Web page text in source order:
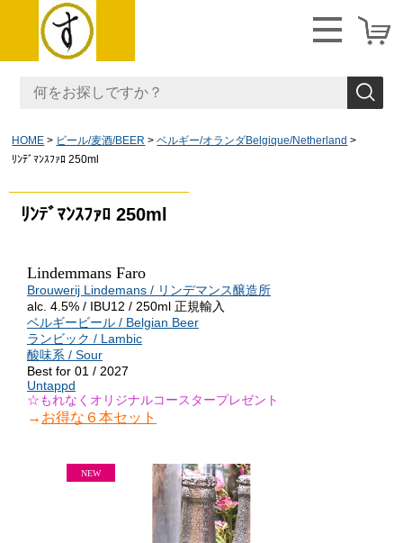
HOME ビール/麦酒/BEER
ベルギー/オランダBelgique/Netherland
ﾘﾝﾃﾞﾏﾝｽﾌｧﾛ 250ml
ﾘﾝﾃﾞﾏﾝｽﾌｧﾛ 250ml
Lindemmans Faro
Brouwerij Lindemans / リンデマンス醸造所
alc. 4.5% / IBU12 / 250ml 正規輸入
ベルギービール / Belgian Beer
ランビック / Lambic
酸味系 / Sour
Best for 01 / 2027
Untappd
☆もれなくオリジナルコースタープレゼント
→ お得な６本セット